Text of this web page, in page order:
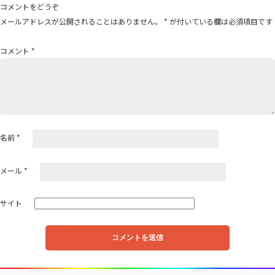
ゲ
ー
ョ
コメントをどうぞ
メールアドレスが公開されることはありません。
* が付いている欄は必須項目です
コメント *
名前 *
メール *
サイト